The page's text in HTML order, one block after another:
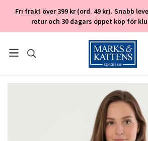
Fri frakt över 399 kr (ord. 49 kr). Snabb
retur och 30 dagars öppet köp för